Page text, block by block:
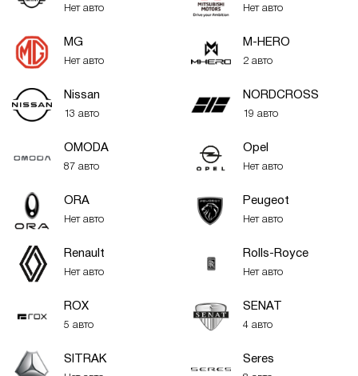
Нет авто Нет авто
MG
Нет авто
M-HERO
2 авто
Nissan
13 авто
NORDCROSS
19 авто
OMODA
87 авто
Opel
Нет авто
ORA
Нет авто
Peugeot
Нет авто
Renault
Нет авто
Rolls-Royce
Нет авто
ROX
5 авто
SENAT
4 авто
SITRAK Seres